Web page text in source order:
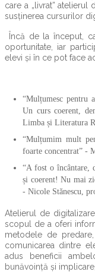
care a „livrat” atelierul
susținerea cursurilor
Încă de la început,
oportunitate, iar
elevi și în ce pot face
“Mulțumesc pentru
Un curs coerent,
Limba și Literatura
“Mulțumim mult
foarte concentrat” -
“A fost o încântare,
și coerent! Nu mai
- Nicole Stănescu,
Atelierul de
scopul de a oferi
metodele de
comunicarea dintre
adus beneficii
bunăvoință și